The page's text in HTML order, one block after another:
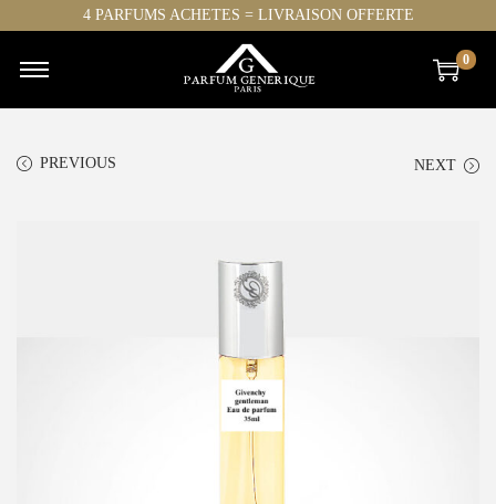
4 PARFUMS ACHETES = LIVRAISON OFFERTE
0
PREVIOUS NEXT